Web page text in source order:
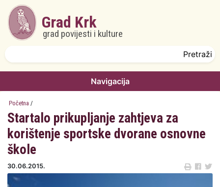
Skoči na glavni sadržaj
Grad Krk
grad povijesti i kulture
Navigacija
Početna /
Startalo prikupljanje zahtjeva za
korištenje sportske dvorane osnovne
škole
30.06.2015.